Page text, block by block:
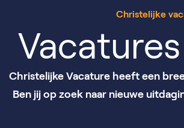
Christelijke
Christelijke Vacature heeft een
Ben jij op zoek naar nieuwe